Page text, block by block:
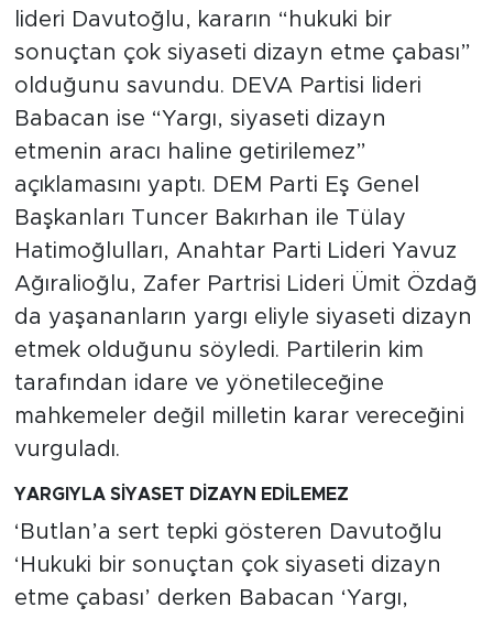
lideri Davutoğlu, kararın “hukuki bir
sonuçtan çok siyaseti dizayn etme çabası”
olduğunu savundu. DEVA Partisi lideri
Babacan ise “Yargı, siyaseti dizayn
etmenin aracı haline getirilemez”
açıklamasını yaptı. DEM Parti Eş Genel
Başkanları Tuncer Bakırhan ile Tülay
Hatimoğlulları, Anahtar Parti Lideri Yavuz
Ağıralioğlu, Zafer Partrisi Lideri Ümit Özdağ
da yaşananların yargı eliyle siyaseti dizayn
etmek olduğunu söyledi. Partilerin kim
tarafından idare ve yönetileceğine
mahkemeler değil milletin karar vereceğini
vurguladı.
YARGIYLA SİYASET DİZAYN EDİLEMEZ
‘Butlan’a sert tepki gösteren Davutoğlu
‘Hukuki bir sonuçtan çok siyaseti dizayn
etme çabası’ derken Babacan ‘Yargı,